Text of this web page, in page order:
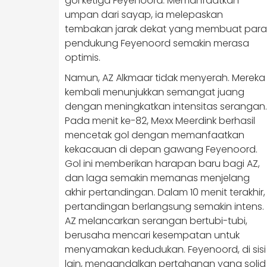
umpan dari sayap, ia melepaskan
tembakan jarak dekat yang membuat para
pendukung Feyenoord semakin merasa
optimis.
Namun, AZ Alkmaar tidak menyerah. Mereka
kembali menunjukkan semangat juang
dengan meningkatkan intensitas serangan.
Pada menit ke-82, Mexx Meerdink berhasil
mencetak gol dengan memanfaatkan
kekacauan di depan gawang Feyenoord.
Gol ini memberikan harapan baru bagi AZ,
dan laga semakin memanas menjelang
akhir pertandingan. Dalam 10 menit terakhir,
pertandingan berlangsung semakin intens.
AZ melancarkan serangan bertubi-tubi,
berusaha mencari kesempatan untuk
menyamakan kedudukan. Feyenoord, di sisi
lain, mengandalkan pertahanan yang solid